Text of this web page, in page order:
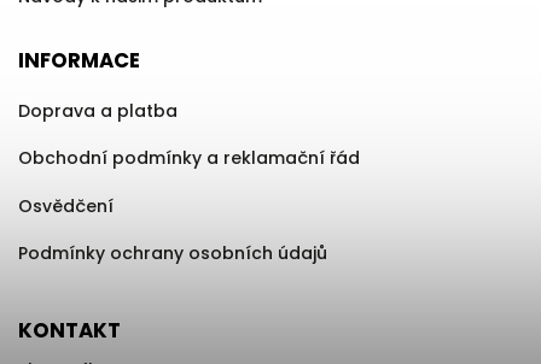
INFORMACE
Doprava a platba
Obchodní podmínky a reklamační řád
Osvědčení
Podmínky ochrany osobních údajů
KONTAKT